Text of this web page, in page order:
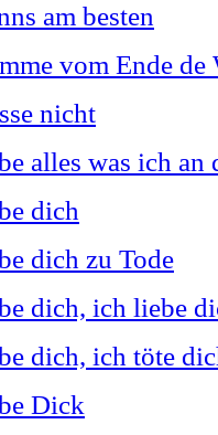
am besten
vom Ende de
nicht
alles was ich an
dich
dich zu Tode
dich, ich liebe
dich, ich töte
Dick